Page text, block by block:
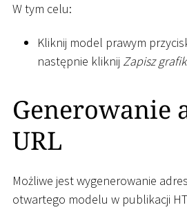
W tym celu:
Kliknij model prawym
następnie kliknij Zapisz
Generowanie
URL
Możliwe jest wygenerowanie
otwartego modelu w publikacji